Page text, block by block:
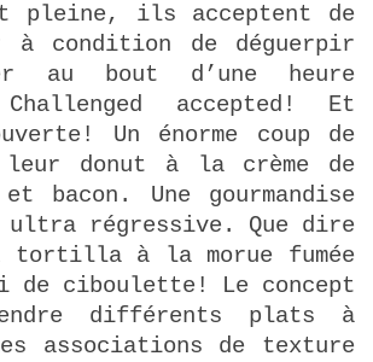
pleine, ils acceptent de
à condition de déguerpir
au bout d’une heure
accepted! Et
Un énorme coup de
leur donut à la crème de
bacon. Une gourmandise
ultra régressive. Que dire
tortilla à la morue fumée
de ciboulette! Le concept
différents plats à
associations de texture